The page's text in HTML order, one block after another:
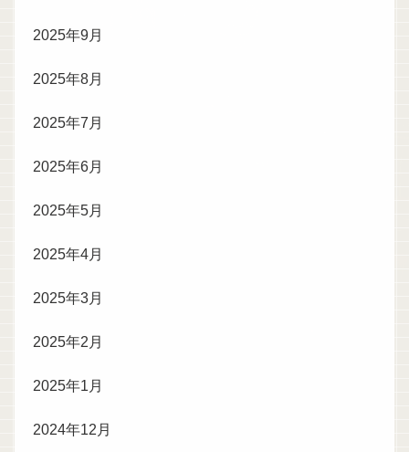
2025年9月
2025年8月
2025年7月
2025年6月
2025年5月
2025年4月
2025年3月
2025年2月
2025年1月
2024年12月